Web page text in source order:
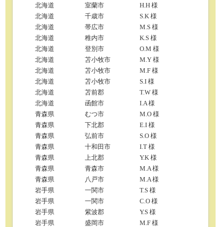
北海道
室蘭市
H.H 様
北海道
千歳市
S.K 様
北海道
帯広市
M.S 様
北海道
稚内市
K.S 様
北海道
登別市
O.M 様
北海道
苫小牧市
M.Y 様
北海道
苫小牧市
M.F 様
北海道
苫小牧市
S.I 様
北海道
苫前郡
T.W 様
北海道
函館市
I.A 様
青森県
むつ市
M.O 様
青森県
下北郡
E.I 様
青森県
弘前市
S.O 様
青森県
十和田市
I.T 様
青森県
上北郡
Y.K 様
青森県
青森市
M.A 様
青森県
八戸市
M.A 様
岩手県
一関市
T.S 様
岩手県
一関市
C.O 様
岩手県
紫波郡
Y.S 様
岩手県
盛岡市
M.F 様